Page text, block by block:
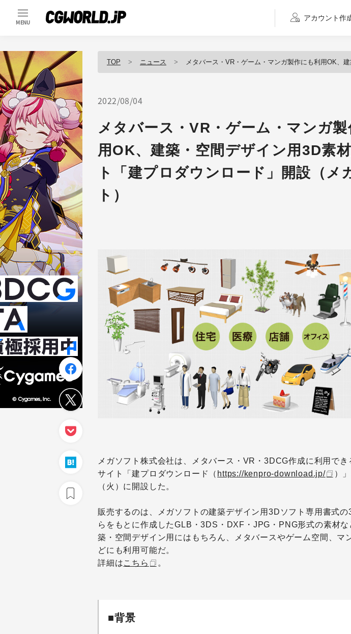
MENU
アカウント作
TOP ニュース メタバース・VR・ゲーム・マンガ製作にも利用OK、建築・空間デザイン用3D素材販売サイト「建プロダウ
2022/08/04
メタバース・VR・ゲーム・マンガ製
用OK、建築・空間デザイン用3D素
ト「建プロダウンロード」開設（メ
ト）
メガソフト株式会社は、メタバース・VR・3DCG作成に利用でき
サイト「建プロダウンロード（ https://kenpro-download.jp/
）
（火）に開設した。
販売するのは、メガソフトの建築デザイン用3Dソフト専用書式
らをもとに作成したGLB・3DS・DXF・JPG・PNG形式の素材な
築・空間デザイン用にはもちろん、メタバースやゲーム空間、マ
どにも利用可能だ。
詳細はこちら 。
■背景